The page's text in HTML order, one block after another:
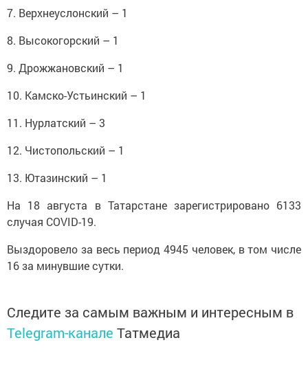
7. Верхнеуслонский – 1
8. Высокогорский – 1
9. Дрожжановский – 1
10. Камско-Устьинский – 1
11. Нурлатский – 3
12. Чистопольский – 1
13. Ютазинский – 1
На 18 августа в Татарстане зарегистрировано 6133
случая COVID-19.
Выздоровело за весь период 4945 человек, в том числе
16 за минувшие сутки.
Следите за самым важным и интересным в
Telegram-канале Татмедиа